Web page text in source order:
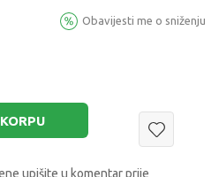
Obavijesti me o sniženju
upišite u komentar prije